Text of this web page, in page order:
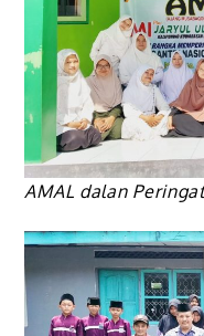
AMAL dalan